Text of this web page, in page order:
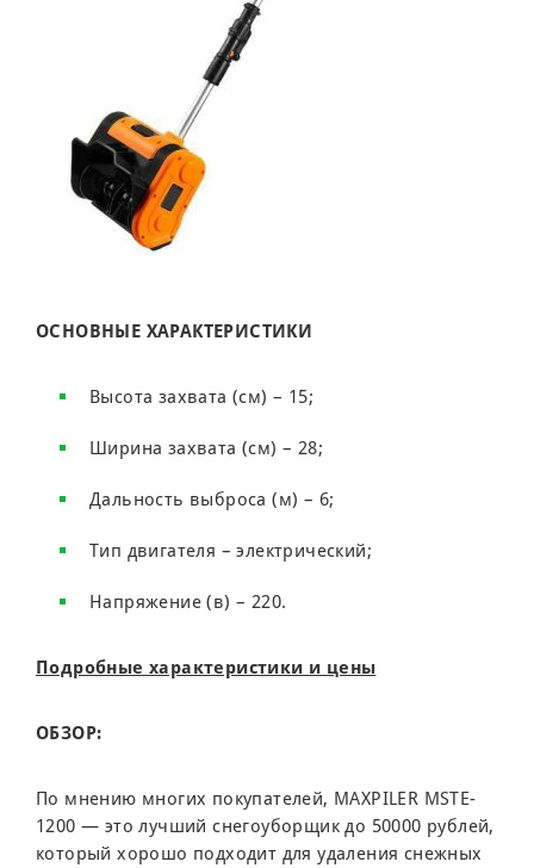
ОСНОВНЫЕ ХАРАКТЕРИСТИКИ
Высота захвата (см) – 15;
Ширина захвата (см) – 28;
Дальность выброса (м) – 6;
Тип двигателя – электрический;
Напряжение (в) – 220.
Подробные характеристики и цены
ОБЗОР:
По мнению многих покупателей, MAXPILER MSTE-
1200 — это лучший снегоуборщик до 50000 рублей,
который хорошо подходит для удаления снежных